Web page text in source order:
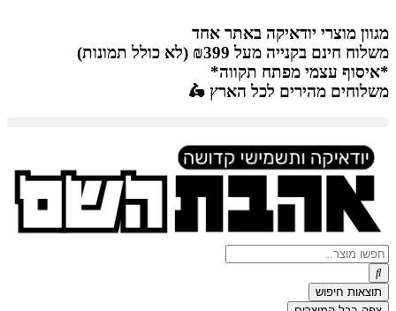
לתוכן
מגוון מוצרי יודאיקה באתר אחד
משלוח חינם בקנייה מעל ₪399 (לא כולל תמונות)
*איסוף עצמי מפתח תקווה*
משלוחים מהירים לכל הארץ 🛵
Search
...
תוצאות חיפוש